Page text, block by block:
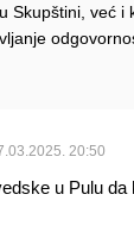
Skupštini, već i
20:50
u Pulu